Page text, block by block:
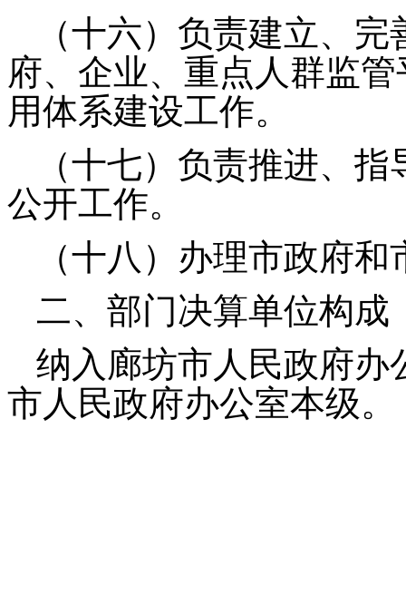
（十六）负责建立、
府、企业、重点人群监
用体系建设工作。
（十七）负责推进、
公开工作。
（十八）办理市政府
二、部门决算单位构成
纳入廊坊市人民政府办
市人民政府办公室本级。